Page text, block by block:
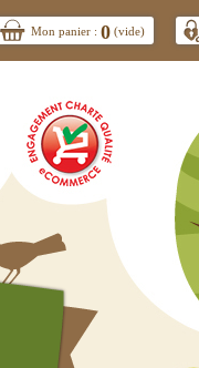
Mon panier : 0 (vide)